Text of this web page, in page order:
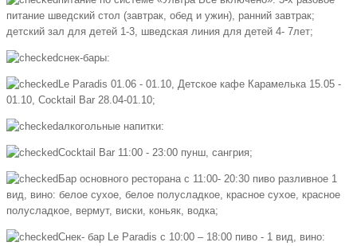
питание шведский стол (завтрак, обед и ужин), ранний завтрак;
детский зал для детей 1-3, шведская линия для детей 4- 7лет;
снек-бары:
Lе Paradis 01.06 - 01.10, Детское кафе Карамелька 15.05 -
01.10, Cocktail Bar 28.04-01.10;
алкогольные напитки:
Cocktail Bar 11:00 - 23:00 пунш, сангрия;
Бар основного ресторана с 11:00- 20:30 пиво разливное 1
вид, вино: белое сухое, белое полусладкое, красное сухое, красное
полусладкое, вермут, виски, коньяк, водка;
Снек- бар Lе Paradis с 10:00 – 18:00 пиво - 1 вид, вино:
"Спутника".